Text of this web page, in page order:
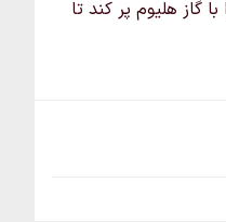
گاز هلیوم پر کند تا